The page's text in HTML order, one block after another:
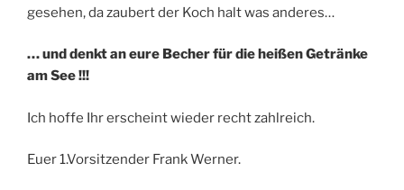
gesehen, da zaubert der Koch halt was anderes…
… und denkt an eure Becher für die heißen Getränke
am See !!!
Ich hoffe Ihr erscheint wieder recht zahlreich.
Euer 1.Vorsitzender Frank Werner.